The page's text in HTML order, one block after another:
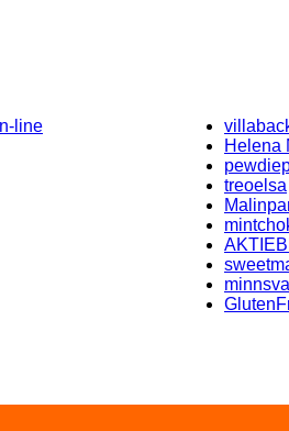
line
Helena
treoelsa